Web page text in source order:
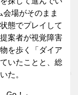
会場がそのまま
態でプレイして
案者が視覚障害
を歩く「ダイア
いたことと、総
た。